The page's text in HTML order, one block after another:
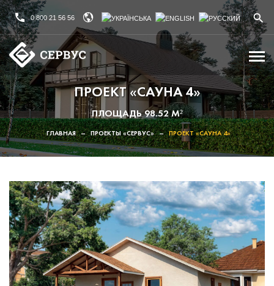
0 800 21 56 56
ПРОЕКТ «САУНА 4»
ПЛОЩАДЬ 98.52 М²
ГЛАВНАЯ – ПРОЕКТЫ «СЕРВУС» – ПРОЕКТ «САУНА 4»